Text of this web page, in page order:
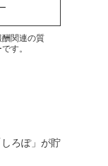
関連の質
す。
ろぽ」が貯